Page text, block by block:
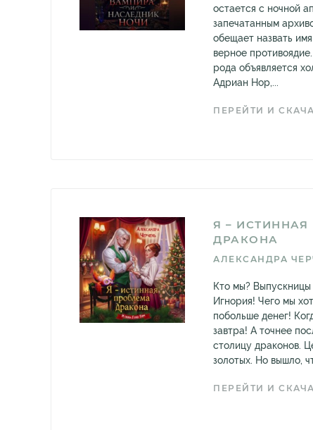
остается с ночной
запечатанным
обещает назвать
верное
рода объявляется
Адриан Нор,...
ПЕРЕЙТИ И
Я –
ДРАКОНА
АЛЕКСАНДРА
Кто мы?
Игнория! Чего мы
побольше денег!
завтра! А точнее
столицу драконов.
золотых. Но вышло,
ПЕРЕЙТИ И